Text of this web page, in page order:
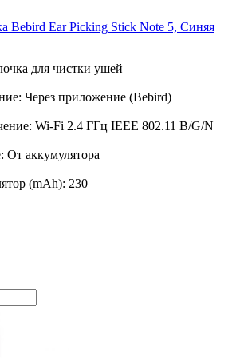
Bebird Ear Picking Stick Note 5, Синяя
для чистки ушей
Через приложение (Bebird)
Wi-Fi 2.4 ГГц IEEE 802.11 B/G/N
От аккумулятора
(mAh): 230